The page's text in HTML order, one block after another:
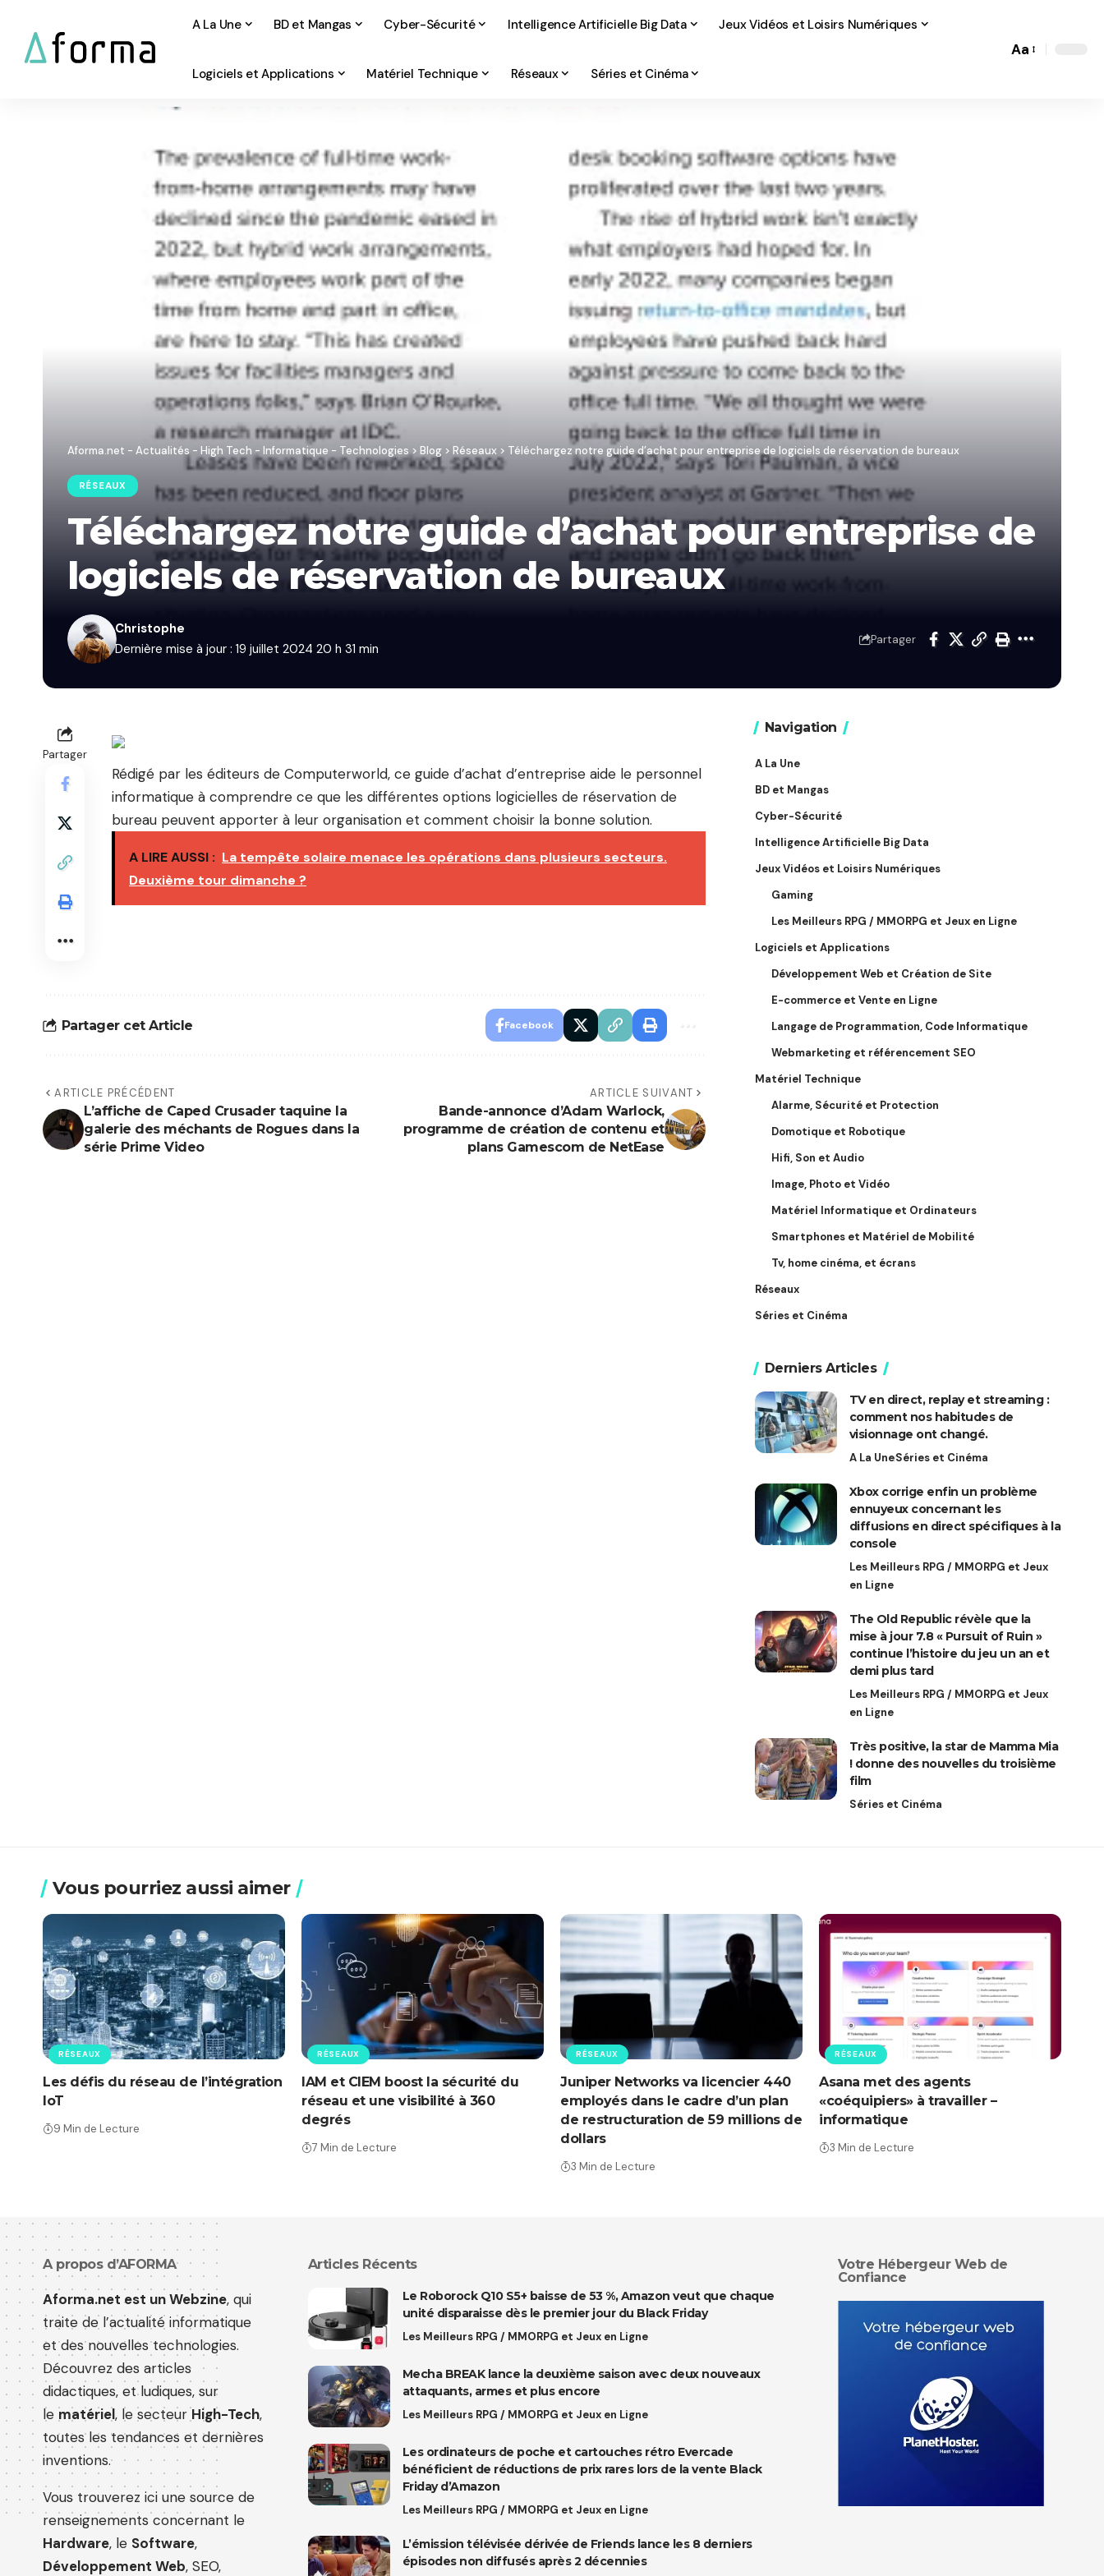
A La Une BD et Mangas Cyber-Sécurité Intelligence Artificielle Big Data Jeux Vidéos et Loisirs Numériques
Logiciels et Applications Matériel Technique Réseaux Séries et Cinéma
Font
Aa
Aforma.net - Actualités - High Tech - Informatique - Technologies > Blog > Réseaux > Téléchargez notre guide d’achat pour entreprise de logiciels de réservation de bureaux
RÉSEAUX
Téléchargez notre guide d’achat pour entreprise de
logiciels de réservation de bureaux
Dernière mise à jour : 19 juillet 2024 20 h 31 min
Christophe
Partager
Partager
Rédigé par les éditeurs de Computerworld, ce guide d’achat d’entreprise aide le personnel
informatique à comprendre ce que les différentes options logicielles de réservation de
bureau peuvent apporter à leur organisation et comment choisir la bonne solution.
A LIRE AUSSI : La tempête solaire menace les opérations dans plusieurs secteurs.
Deuxième tour dimanche ?
Partager cet Article Facebook
ARTICLE PRÉCÉDENT
L’affiche de Caped Crusader taquine la
galerie des méchants de Rogues dans la
série Prime Video
ARTICLE SUIVANT
Bande-annonce d’Adam Warlock,
programme de création de contenu et
plans Gamescom de NetEase
Navigation
A La Une
BD et Mangas
Cyber-Sécurité
Intelligence Artificielle Big Data
Jeux Vidéos et Loisirs Numériques
Gaming
Les Meilleurs RPG / MMORPG et Jeux en Ligne
Logiciels et Applications
Développement Web et Création de Site
E-commerce et Vente en Ligne
Langage de Programmation, Code Informatique
Webmarketing et référencement SEO
Matériel Technique
Alarme, Sécurité et Protection
Domotique et Robotique
Hifi, Son et Audio
Image, Photo et Vidéo
Matériel Informatique et Ordinateurs
Smartphones et Matériel de Mobilité
Tv, home cinéma, et écrans
Réseaux
Séries et Cinéma
Derniers Articles
TV en direct, replay et streaming :
comment nos habitudes de
visionnage ont changé.
A La UneSéries et Cinéma
Xbox corrige enfin un problème
ennuyeux concernant les
diffusions en direct spécifiques à la
console
Les Meilleurs RPG / MMORPG et Jeux
en Ligne
The Old Republic révèle que la
mise à jour 7.8 « Pursuit of Ruin »
continue l’histoire du jeu un an et
demi plus tard
Les Meilleurs RPG / MMORPG et Jeux
en Ligne
Très positive, la star de Mamma Mia
! donne des nouvelles du troisième
film
Séries et Cinéma
Vous pourriez aussi aimer
RÉSEAUX
Les défis du réseau de l’intégration
IoT
9 Min de Lecture
RÉSEAUX
IAM et CIEM boost la sécurité du
réseau et une visibilité à 360
degrés
7 Min de Lecture
RÉSEAUX
Juniper Networks va licencier 440
employés dans le cadre d’un plan
de restructuration de 59 millions de
dollars
3 Min de Lecture
RÉSEAUX
Asana met des agents
«coéquipiers» à travailler –
informatique
3 Min de Lecture
A propos d’AFORMA
Aforma.net est un Webzine, qui
traite de l’actualité informatique
et des nouvelles technologies.
Découvrez des articles
didactiques, et ludiques, sur
le matériel, le secteurHigh-Tech,
toutes les tendances et dernières
inventions.
Vous trouverez ici une source de
renseignements concernant le
Hardware, le Software,
Développement Web, SEO,
Articles Récents
Le Roborock Q10 S5+ baisse de 53 %, Amazon veut que chaque
unité disparaisse dès le premier jour du Black Friday
Les Meilleurs RPG / MMORPG et Jeux en Ligne
Mecha BREAK lance la deuxième saison avec deux nouveaux
attaquants, armes et plus encore
Les Meilleurs RPG / MMORPG et Jeux en Ligne
Les ordinateurs de poche et cartouches rétro Evercade
bénéficient de réductions de prix rares lors de la vente Black
Friday d’Amazon
Les Meilleurs RPG / MMORPG et Jeux en Ligne
L’émission télévisée dérivée de Friends lance les 8 derniers
épisodes non diffusés après 2 décennies
Votre Hébergeur Web de
Confiance